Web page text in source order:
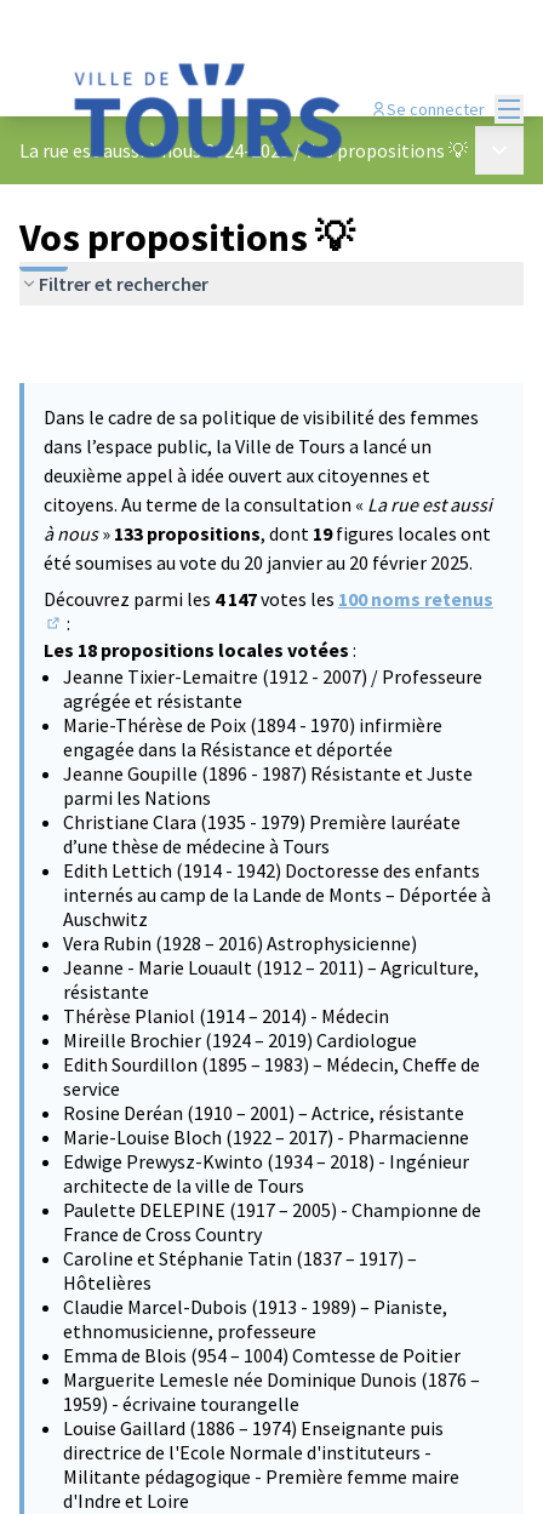
Se connecter
La rue est aussi à nous 2024-2025 /Vos propositions 💡
Vos propositions 💡
Filtrer et rechercher
Dans le cadre de sa politique de visibilité des femmes
dans l’espace public, la Ville de Tours a lancé un
deuxième appel à idée ouvert aux citoyennes et
citoyens. Au terme de la consultation « La rue est aussi
à nous» 133 propositions, dont 19figures locales ont
été soumises au vote du 20 janvier au 20 février 2025.
Découvrez parmi les 4 147votes les 100 noms retenus
(S'ouvre dans un nouvel onglet)
:
Les 18 propositions locales votées :
Jeanne Tixier-Lemaitre (1912 - 2007) / Professeure
agrégée et résistante
Marie-Thérèse de Poix (1894 - 1970) infirmière
engagée dans la Résistance et déportée
Jeanne Goupille (1896 - 1987) Résistante et Juste
parmi les Nations
Christiane Clara (1935 - 1979) Première lauréate
d’une thèse de médecine à Tours
Edith Lettich (1914 - 1942) Doctoresse des enfants
internés au camp de la Lande de Monts – Déportée à
Auschwitz
Vera Rubin (1928 – 2016) Astrophysicienne)
Jeanne - Marie Louault (1912 – 2011) – Agriculture,
résistante
Thérèse Planiol (1914 – 2014) - Médecin
Mireille Brochier (1924 – 2019) Cardiologue
Edith Sourdillon (1895 – 1983) – Médecin, Cheffe de
service
Rosine Deréan (1910 – 2001) – Actrice, résistante
Marie-Louise Bloch (1922 – 2017) - Pharmacienne
Edwige Prewysz-Kwinto (1934 – 2018) - Ingénieur
architecte de la ville de Tours
Paulette DELEPINE (1917 – 2005) - Championne de
France de Cross Country
Caroline et Stéphanie Tatin (1837 – 1917) –
Hôtelières
Claudie Marcel-Dubois (1913 - 1989) – Pianiste,
ethnomusicienne, professeure
Emma de Blois (954 – 1004) Comtesse de Poitier
Marguerite Lemesle née Dominique Dunois (1876 –
1959) - écrivaine tourangelle
Louise Gaillard (1886 – 1974) Enseignante puis
directrice de l'Ecole Normale d'instituteurs -
Militante pédagogique - Première femme maire
d'Indre et Loire